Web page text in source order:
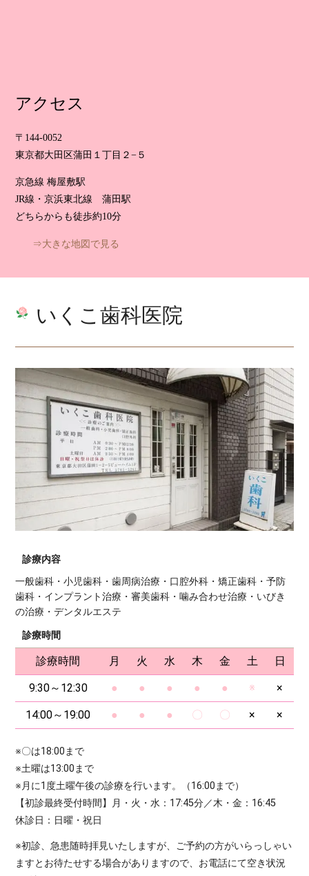
アクセス
〒144-0052
東京都大田区蒲田１丁目２−５
京急線 梅屋敷駅
JR線・京浜東北線 蒲田駅
どちらからも徒歩約10分
⇒大きな地図で見る
いくこ歯科医院
診療内容
一般歯科・小児歯科・歯周病治療・口腔外科・矯正歯科・予防
歯科・インプラント治療・審美歯科・噛み合わせ治療・いびき
の治療・デンタルエステ
診療時間
診療時間 月 火 水 木 金 土 日
9:30～12:30 ● ● ● ● ● ※ ×
14:00～19:00 ● ● ● 〇 〇 × ×
※〇は18:00まで
※土曜は13:00まで
※月に1度土曜午後の診療を行います。（16:00まで）
【初診最終受付時間】月・火・水：17:45分／木・金：16:45
休診日：日曜・祝日
※初診、急患随時拝見いたしますが、ご予約の方がいらっしゃい
ますとお待たせする場合がありますので、お電話にて空き状況